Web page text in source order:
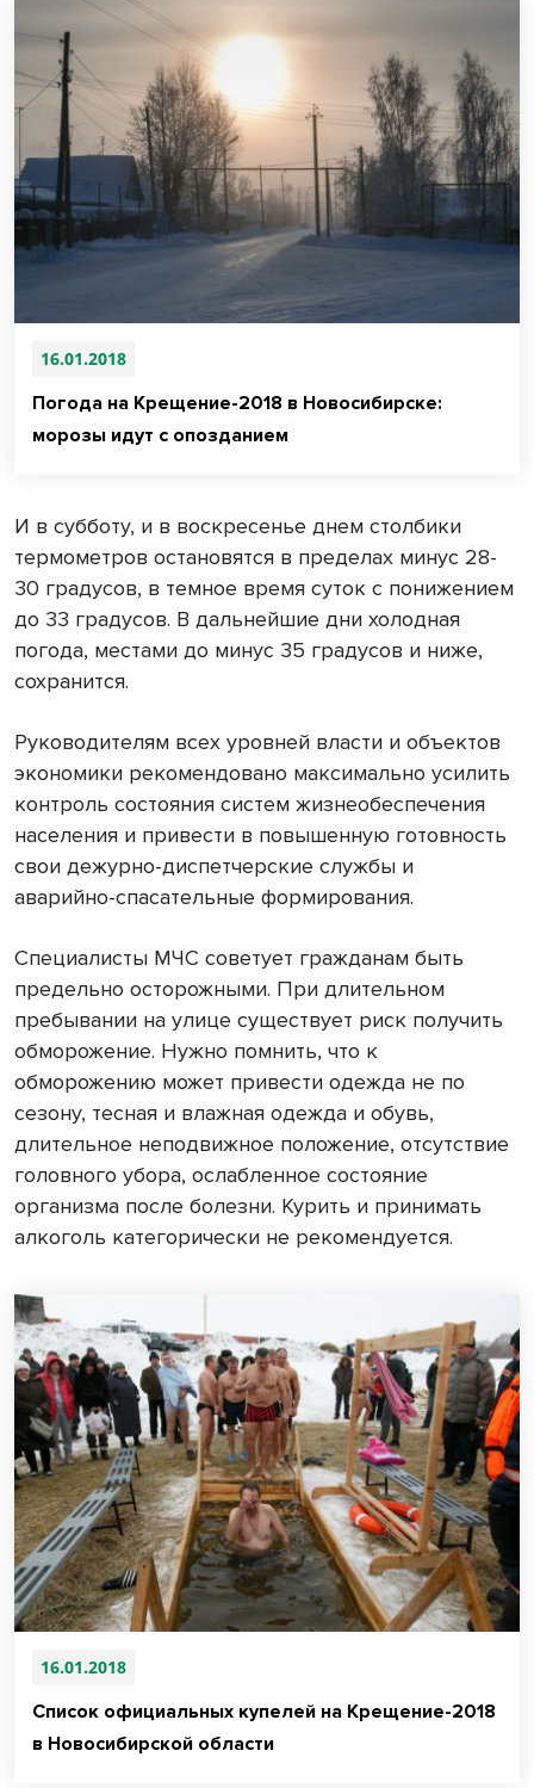
16.01.2018
Погода на Крещение-2018 в Новосибирске:
морозы идут с опозданием
И в субботу, и в воскресенье днем столбики
термометров остановятся в пределах минус 28-
30 градусов, в темное время суток с понижением
до 33 градусов. В дальнейшие дни холодная
погода, местами до минус 35 градусов и ниже,
сохранится.
Руководителям всех уровней власти и объектов
экономики рекомендовано максимально усилить
контроль состояния систем жизнеобеспечения
населения и привести в повышенную готовность
свои дежурно-диспетчерские службы и
аварийно-спасательные формирования.
Специалисты МЧС советует гражданам быть
предельно осторожными. При длительном
пребывании на улице существует риск получить
обморожение. Нужно помнить, что к
обморожению может привести одежда не по
сезону, тесная и влажная одежда и обувь,
длительное неподвижное положение, отсутствие
головного убора, ослабленное состояние
организма после болезни. Курить и принимать
алкоголь категорически не рекомендуется.
16.01.2018
Список официальных купелей на Крещение-2018
в Новосибирской области